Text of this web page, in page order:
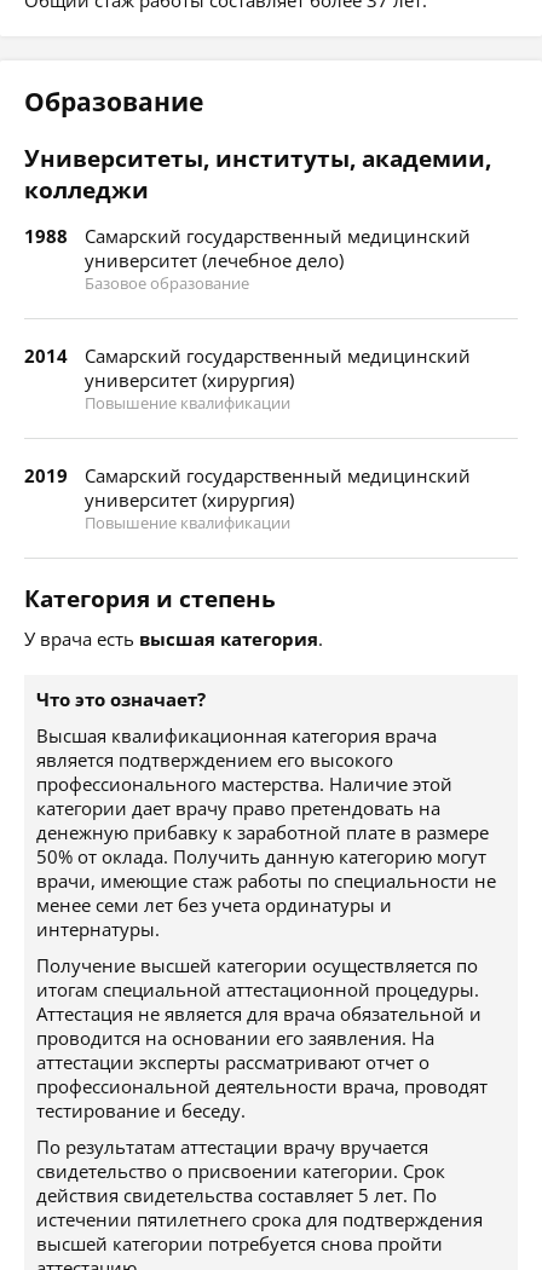
Образование
Университеты, институты, академии,
колледжи
1988
Самарский государственный медицинский
университет (лечебное дело)
Базовое образование
2014
Самарский государственный медицинский
университет (хирургия)
Повышение квалификации
2019
Самарский государственный медицинский
университет (хирургия)
Повышение квалификации
Категория и степень
У врача есть высшая категория.
Что это означает?
Высшая квалификационная категория врача
является подтверждением его высокого
профессионального мастерства. Наличие этой
категории дает врачу право претендовать на
денежную прибавку к заработной плате в размере
50% от оклада. Получить данную категорию могут
врачи, имеющие стаж работы по специальности не
менее семи лет без учета ординатуры и
интернатуры.
Получение высшей категории осуществляется по
итогам специальной аттестационной процедуры.
Аттестация не является для врача обязательной и
проводится на основании его заявления. На
аттестации эксперты рассматривают отчет о
профессиональной деятельности врача, проводят
тестирование и беседу.
По результатам аттестации врачу вручается
свидетельство о присвоении категории. Срок
действия свидетельства составляет 5 лет. По
истечении пятилетнего срока для подтверждения
высшей категории потребуется снова пройти